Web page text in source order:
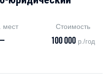
мест Стоимость
100 000 р./год